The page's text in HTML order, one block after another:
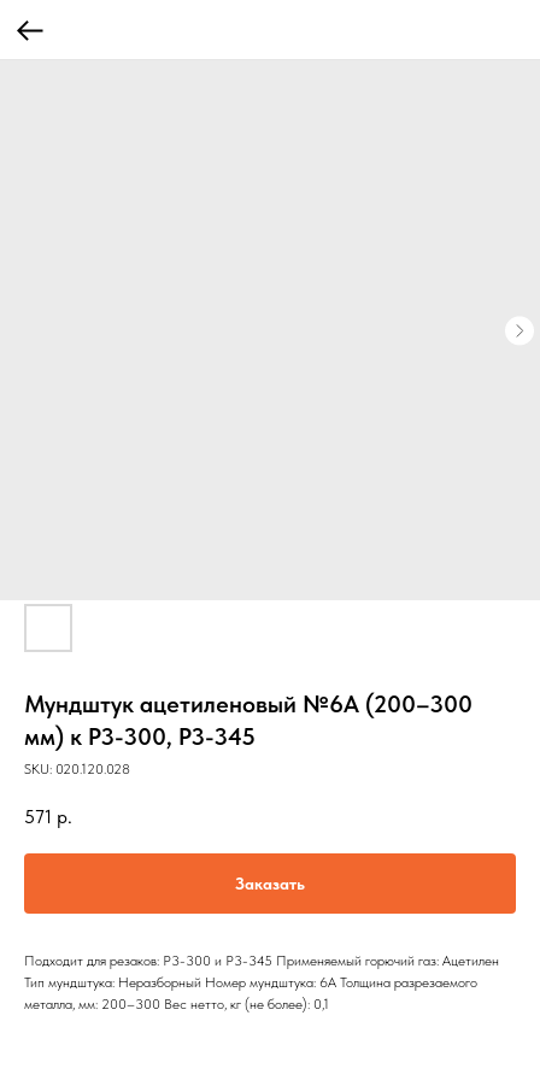
Мундштук ацетиленовый №6А (200–300
мм) к Р3-300, Р3-345
SKU: 020.120.028
571 р.
Заказать
Подходит для резаков: Р3-300 и Р3-345 Применяемый горючий газ: Ацетилен
Тип мундштука: Неразборный Номер мундштука: 6А Толщина разрезаемого
металла, мм: 200–300 Вес нетто, кг (не более): 0,1